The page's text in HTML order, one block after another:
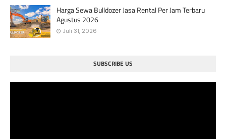
Harga Sewa Bulldozer Jasa Rental Per Jam Terbaru
Agustus 2026
Juli 31, 2026
SUBSCRIBE US